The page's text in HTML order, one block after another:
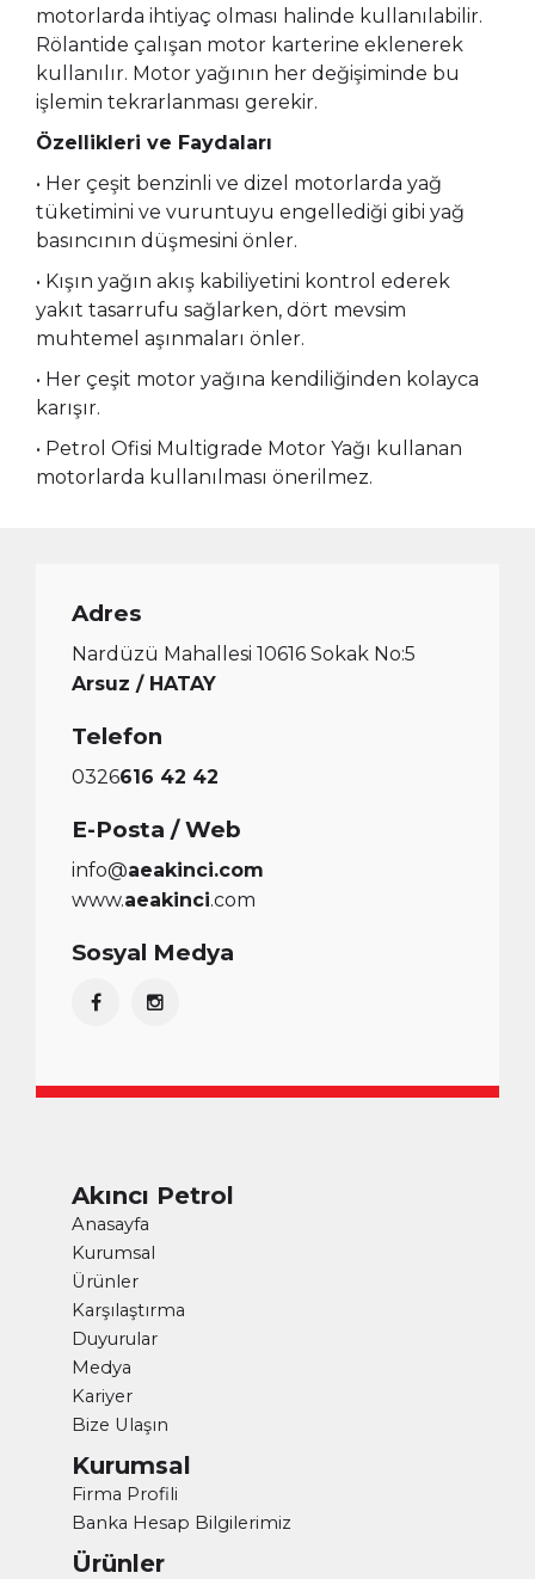
motorlarda ihtiyaç olması halinde kullanılabilir.
Rölantide çalışan motor karterine eklenerek
kullanılır. Motor yağının her değişiminde bu
işlemin tekrarlanması gerekir.
Özellikleri ve Faydaları
• Her çeşit benzinli ve dizel motorlarda yağ
tüketimini ve vuruntuyu engellediği gibi yağ
basıncının düşmesini önler.
• Kışın yağın akış kabiliyetini kontrol ederek
yakıt tasarrufu sağlarken, dört mevsim
muhtemel aşınmaları önler.
• Her çeşit motor yağına kendiliğinden kolayca
karışır.
• Petrol Ofisi Multigrade Motor Yağı kullanan
motorlarda kullanılması önerilmez.
Adres
Nardüzü Mahallesi 10616 Sokak No:5
Arsuz / HATAY
Telefon
0326616 42 42
E-Posta / Web
info@aeakinci.com
www.aeakinci.com
Sosyal Medya
Akıncı Petrol
Anasayfa
Kurumsal
Ürünler
Karşılaştırma
Duyurular
Medya
Kariyer
Bize Ulaşın
Kurumsal
Firma Profili
Banka Hesap Bilgilerimiz
Ürünler